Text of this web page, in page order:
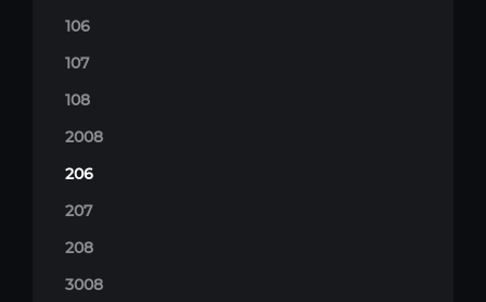
106
107
108
2008
206
207
208
3008